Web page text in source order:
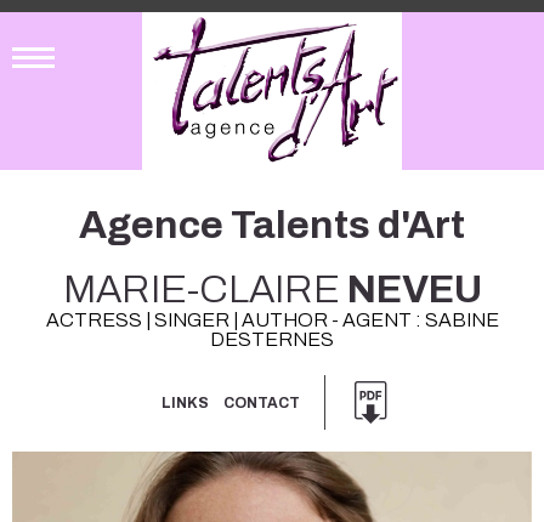
Agence Talents d'Art
MARIE-CLAIRE NEVEU
ACTRESS | SINGER | AUTHOR - AGENT : SABINE
DESTERNES
LINKS CONTACT